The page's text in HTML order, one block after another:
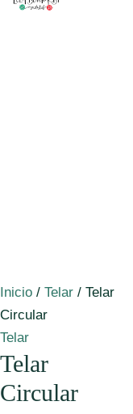
Ir
Inicio / Telar / Telar
Circular
Telar
Telar
Circular